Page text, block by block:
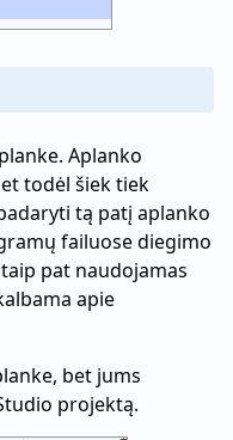
Aplanko
todėl šiek tiek
tą patį aplanko
failuose diegimo
pat naudojamas
apie
bet jums
projektą.